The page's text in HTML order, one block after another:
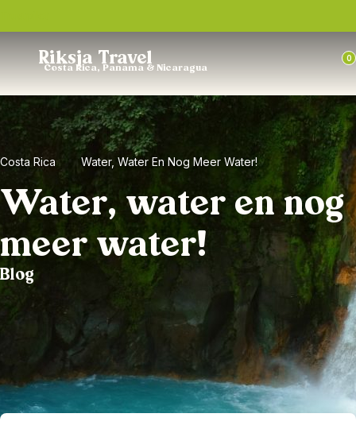
Riksja Travel
Costa Rica, Panama & Nicaragua
0
Costa Rica Water, Water En Nog Meer Water!
Water, water en nog
meer water!
Blog